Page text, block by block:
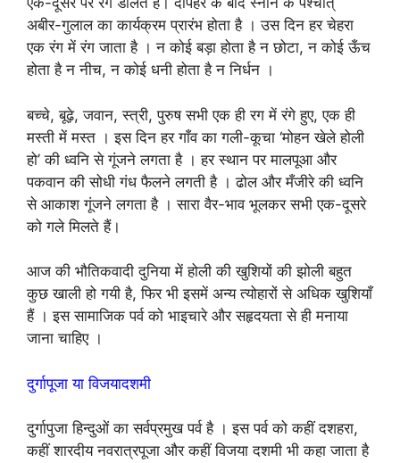
अबीर-गुलाल का कार्यक्रम प्रारंभ होता है । उस दिन हर चेहरा
एक रंग में रंग जाता है । न कोई बड़ा होता है न छोटा, न कोई ऊँच
होता है न नीच, न कोई धनी होता है न निर्धन ।
बच्चे, बूढ़े, जवान, स्त्री, पुरुष सभी एक ही रग में रंगे हुए, एक ही
मस्ती में मस्त । इस दिन हर गाँव का गली-कूचा ‘मोहन खेले होली
हो’ की ध्वनि से गूंजने लगता है । हर स्थान पर मालपूआ और
पकवान की सोधी गंध फैलने लगती है । ढोल और मँजीरे की ध्वनि
से आकाश गूंजने लगता है । सारा वैर-भाव भूलकर सभी एक-दूसरे
को गले मिलते हैं।
आज की भौतिकवादी दुनिया में होली की खुशियों की झोली बहुत
कुछ खाली हो गयी है, फिर भी इसमें अन्य त्योहारों से अधिक खुशियाँ
हैं । इस सामाजिक पर्व को भाइचारे और सहृदयता से ही मनाया
जाना चाहिए ।
दुर्गापूजा या विजयादशमी
दुर्गापुजा हिन्दुओं का सर्वप्रमुख पर्व है । इस पर्व को कहीं दशहरा,
कहीं शारदीय नवरात्रपूजा और कहीं विजया दशमी भी कहा जाता है